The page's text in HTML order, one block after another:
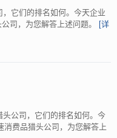
它们的排名如何。今天企业
司，为您解答上述问题。 [详
公司，它们的排名如何。今
消费品猎头公司，为您解答上